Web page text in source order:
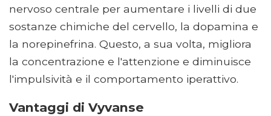
nervoso centrale per aumentare i livelli di due
sostanze chimiche del cervello, la dopamina e
la norepinefrina. Questo, a sua volta, migliora
la concentrazione e l'attenzione e diminuisce
l'impulsività e il comportamento iperattivo.
Vantaggi di Vyvanse